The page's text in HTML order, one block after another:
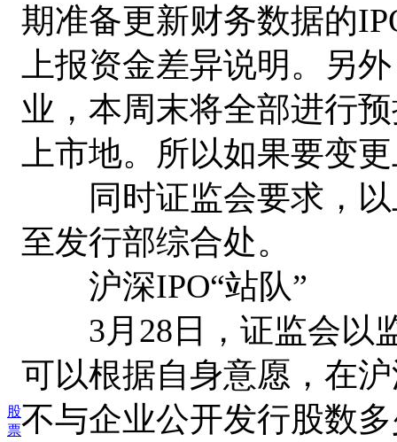
股
票
期准备更新财务数据的
上报资金差异说明。另
业，本周末将全部进行
上市地。所以如果要变
同时证监会要求，以
至发行部综合处。
沪深IPO“站队”
3月28日，证监会以
可以根据自身意愿，在
不与企业公开发行股数